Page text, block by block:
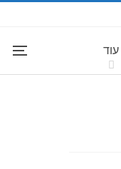
עוד